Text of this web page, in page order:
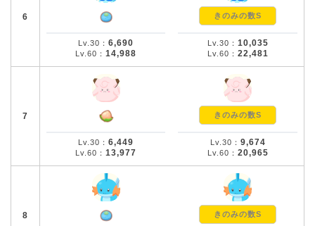
6
Lv.30： 6,690
Lv.60： 14,988
きのみの数S
Lv.30： 10,035
Lv.60： 22,481
7
Lv.30： 6,449
Lv.60： 13,977
きのみの数S
Lv.30： 9,674
Lv.60： 20,965
8 きのみの数S